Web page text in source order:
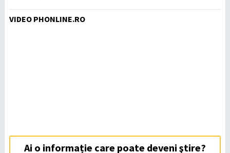
VIDEO PHONLINE.RO
Ai o informație care poate deveni ştire?